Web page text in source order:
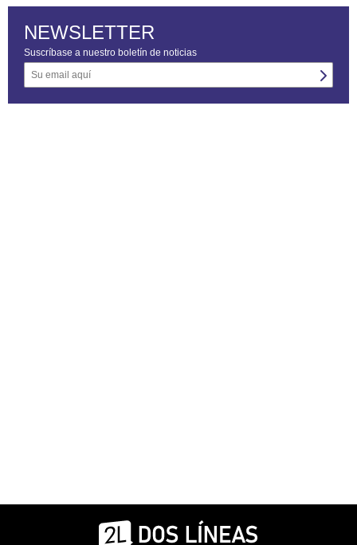
NEWSLETTER
Suscríbase a nuestro boletín de noticias